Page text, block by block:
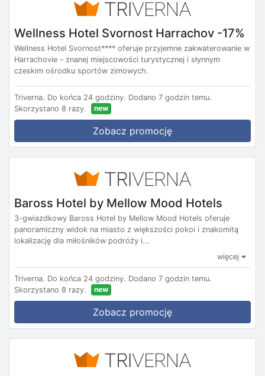
Wellness Hotel Svornost Harrachov -17%
Wellness Hotel Svornost**** oferuje przyjemne zakwaterowanie w
Harrachovie – znanej miejscowości turystycznej i słynnym
czeskim ośrodku sportów zimowych.
Triverna. Do końca 24 godziny. Dodano 7 godzin temu.
Skorzystano 8 razy.
new
Zobacz promocję
Baross Hotel by Mellow Mood Hotels
3-gwiazdkowy Baross Hotel by Mellow Mood Hotels oferuje
panoramiczny widok na miasto z większości pokoi i znakomitą
lokalizację dla miłośników podróży i...
więcej
Triverna. Do końca 24 godziny. Dodano 7 godzin temu.
Skorzystano 8 razy.
new
Zobacz promocję